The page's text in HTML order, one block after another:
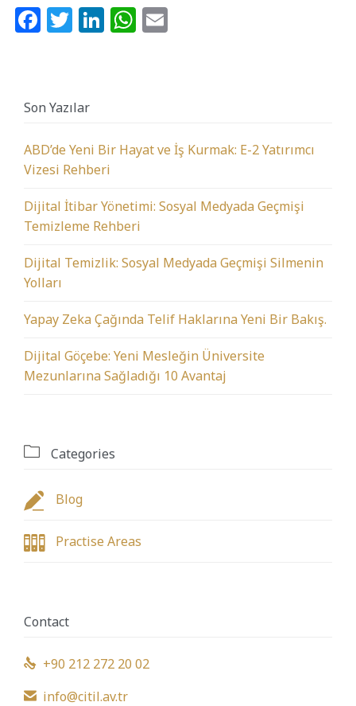
Facebook
Twitter
LinkedIn
WhatsApp
Son Yazılar
ABD’de Yeni Bir Hayat ve İş Kurmak: E-2 Yatırımcı
Vizesi Rehberi
Dijital İtibar Yönetimi: Sosyal Medyada Geçmişi
Temizleme Rehberi
Dijital Temizlik: Sosyal Medyada Geçmişi Silmenin
Yolları
Yapay Zeka Çağında Telif Haklarına Yeni Bir Bakış.
Dijital Göçebe: Yeni Mesleğin Üniversite
Mezunlarına Sağladığı 10 Avantaj
 Categories
 Blog
 Practise Areas
Contact
 +90 212 272 20 02
 info@citil.av.tr